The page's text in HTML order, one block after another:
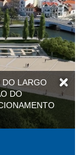
DO LARGO
DO